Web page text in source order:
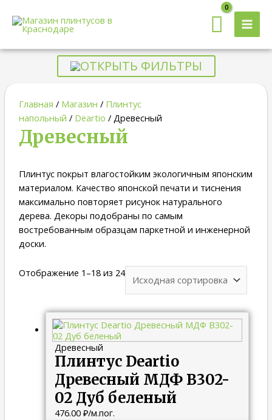
Главная / Магазин / Плинтус
напольный / Deartio / Древесный
Древесный
Плинтус покрыт влагостойким экологичным японским
материалом. Качество японской печати и тиснения
максимально повторяет рисунок натурального
дерева. Декоры подобраны по самым
востребованным образцам паркетной и инженерной
доски.
Отображение 1–18 из 24
Древесный
Плинтус Deartio
Древесный МДФ B302-
02 Дуб беленый
476.00 ₽/м.пог.
ОТКРЫТЬ ФИЛЬТРЫ